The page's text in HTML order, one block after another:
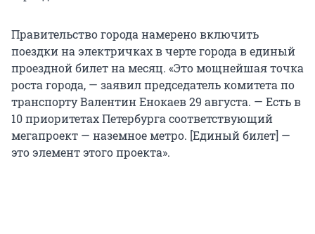
Правительство города намерено включить
поездки на электричках в черте города в единый
проездной билет на месяц. «Это мощнейшая точка
роста города, — заявил председатель комитета по
транспорту Валентин Енокаев 29 августа. — Есть в
10 приоритетах Петербурга соответствующий
мегапроект — наземное метро. [Единый билет] —
это элемент этого проекта».